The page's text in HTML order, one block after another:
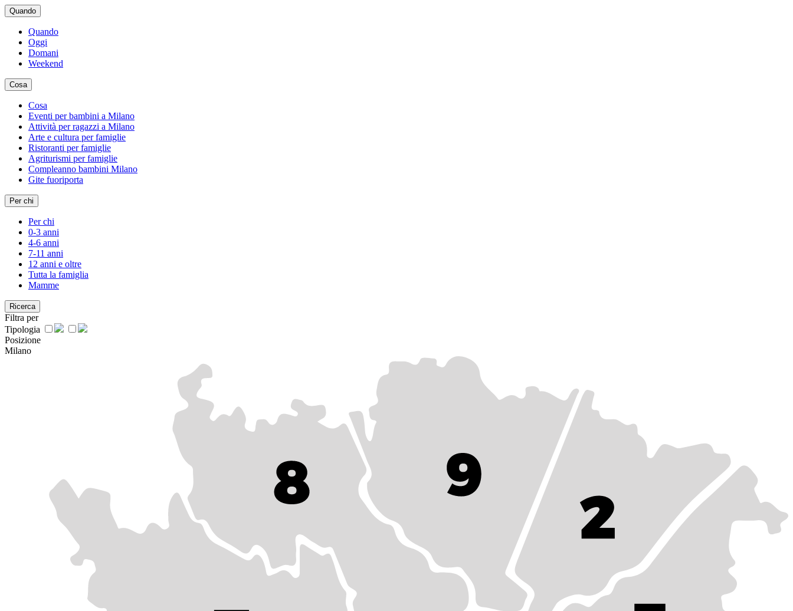
Quando
Quando
Oggi
Domani
Weekend
Cosa
Cosa
Eventi per bambini a Milano
Attività per ragazzi a Milano
Arte e cultura per famiglie
Ristoranti per famiglie
Agriturismi per famiglie
Compleanno bambini Milano
Gite fuoriporta
Per chi
Per chi
0-3 anni
4-6 anni
7-11 anni
12 anni e oltre
Tutta la famiglia
Mamme
Ricerca
Filtra per
Tipologia
Posizione
Milano